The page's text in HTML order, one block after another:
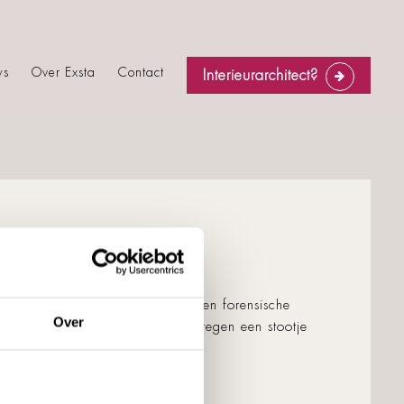
Over
Over Exsta Contact Interieurarchitect?
jeugdzorg en forensische
we een duurzaam interieur dat tegen een stootje